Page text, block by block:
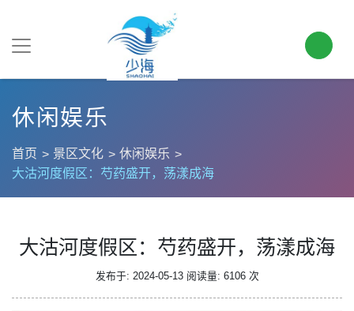
休闲娱乐
首页 景区文化
休闲娱乐
大沽河度假区：芍药盛开，荡漾成海
大沽河度假区：芍药盛开，荡漾成海
发布于: 2024-05-13 阅读量: 6106 次